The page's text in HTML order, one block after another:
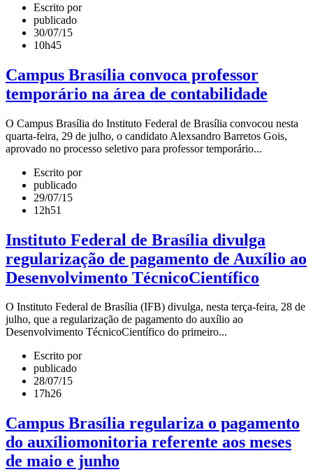
Escrito por
publicado
30/07/15
10h45
Campus Brasília convoca professor
temporário na área de contabilidade
O Campus Brasília do Instituto Federal de Brasília convocou nesta
quarta-feira, 29 de julho, o candidato Alexsandro Barretos Gois,
aprovado no processo seletivo para professor temporário...
Escrito por
publicado
29/07/15
12h51
Instituto Federal de Brasília divulga
regularização de pagamento de Auxílio ao
Desenvolvimento Técnico­Científico
O Instituto Federal de Brasília (IFB) divulga, nesta terça-­feira, 28 de
julho, que a regularização de pagamento do auxílio ao
Desenvolvimento Técnico­Científico do primeiro...
Escrito por
publicado
28/07/15
17h26
Campus Brasília regulariza o pagamento
do auxílio­monitoria referente aos meses
de maio e junho